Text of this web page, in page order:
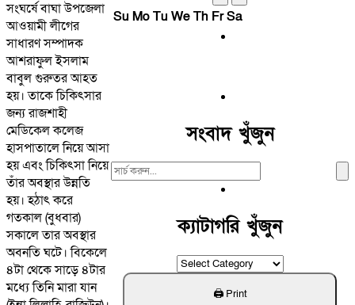
সংঘর্ষে বাঘা উপজেলা
আওয়ামী লীগের
সাধারণ সম্পাদক
আশরাফুল ইসলাম
বাবুল গুরুতর আহত
হয়। তাকে চিকিৎসার
জন্য রাজশাহী
মেডিকেল কলেজ
হাসপাতালে নিয়ে আসা
হয় এবং চিকিৎসা নিয়ে
তাঁর অবস্থার উন্নতি
হয়। হঠাৎ করে
গতকাল (বুধবার)
সকালে তার অবস্থার
অবনতি ঘটে। বিকেলে
৪টা থেকে সাড়ে ৪টার
মধ্যে তিনি মারা যান
Su MoTu WeTh FrSa
সংবাদ খুঁজুন
Search
ক্যাটাগরি খুঁজুন
ক্যাটাগরি
খুঁজুন